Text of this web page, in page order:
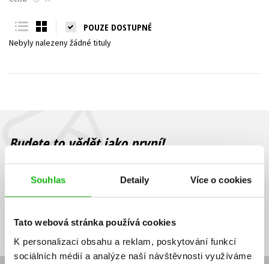
Souhlas Detaily Více o cookies
Tato webová stránka používá cookies
K personalizaci obsahu a reklam, poskytování funkcí
sociálních médií a analýze naší návštěvnosti využíváme
Young adult (SK)
Všechny tituly
POUZE DOSTUPNÉ
Nebyly nalezeny žádné tituly
Budete to vědět jako první!
Zajímá Vás, jaký knižní hit právě vychází, na jaké zboží je výhodná
sleva, jaká běží soutěž o ceny? Přihlášením k odběru našich e-
souhlasíte se zpracováním osobních údajů
mailová
adresa
mailová
adresa
Vaše e-mailová adresa Přihlásit se